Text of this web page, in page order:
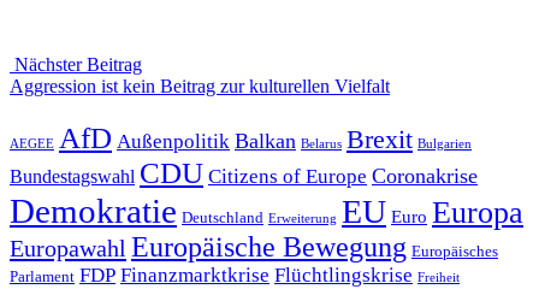
Nächster Beitrag
Nächster
Aggression ist kein Beitrag zur kulturellen Vielfalt
AEGEE AfD Außenpolitik Balkan Belarus Brexit Bulgarien
Bundestagswahl CDU Citizens of Europe Coronakrise
Demokratie Deutschland Erweiterung EU Euro Europa
Europawahl Europäische Bewegung Europäisches
Parlament FDP Finanzmarktkrise Flüchtlingskrise Freiheit